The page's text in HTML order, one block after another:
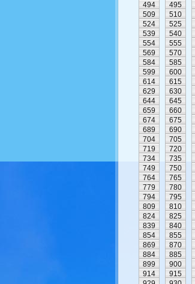
494
495
509
510
524
525
539
540
554
555
569
570
584
585
599
600
614
615
629
630
644
645
659
660
674
675
689
690
704
705
719
720
734
735
749
750
764
765
779
780
794
795
809
810
824
825
839
840
854
855
869
870
884
885
899
900
914
915